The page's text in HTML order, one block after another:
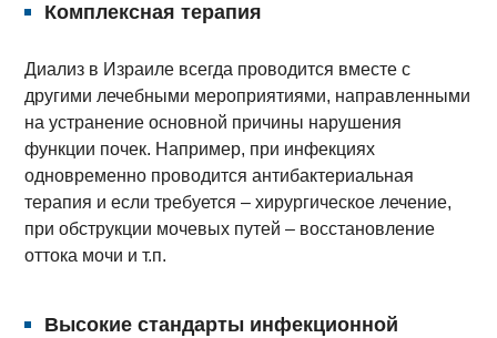
Комплексная терапия
Диализ в Израиле всегда проводится вместе с
другими лечебными мероприятиями, направленными
на устранение основной причины нарушения
функции почек. Например, при инфекциях
одновременно проводится антибактериальная
терапия и если требуется – хирургическое лечение,
при обструкции мочевых путей – восстановление
оттока мочи и т.п.
Высокие стандарты инфекционной